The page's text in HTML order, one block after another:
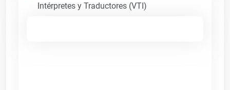
Intérpretes y Traductores (VTI)